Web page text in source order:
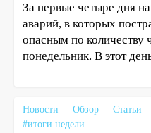
За первые четыре дня
аварий, в которых
опасным по количеству
понедельник. В этот
Новости Обзор
Статьи
#итоги недели